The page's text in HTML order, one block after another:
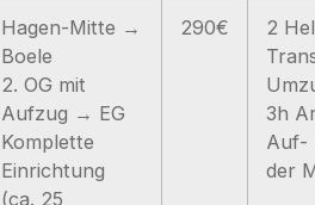
Hagen-Mitte →
Boele
2. OG mit
Aufzug → EG
Komplette
Einrichtung
(ca. 25
290€
2
3h
Auf-
der